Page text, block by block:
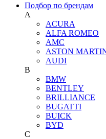
Подбор по брендам
A
ACURA
ALFA ROMEO
AMC
ASTON
AUDI
B
BMW
BENTLEY
BRILLIANCE
BUGATTI
BUICK
BYD
C